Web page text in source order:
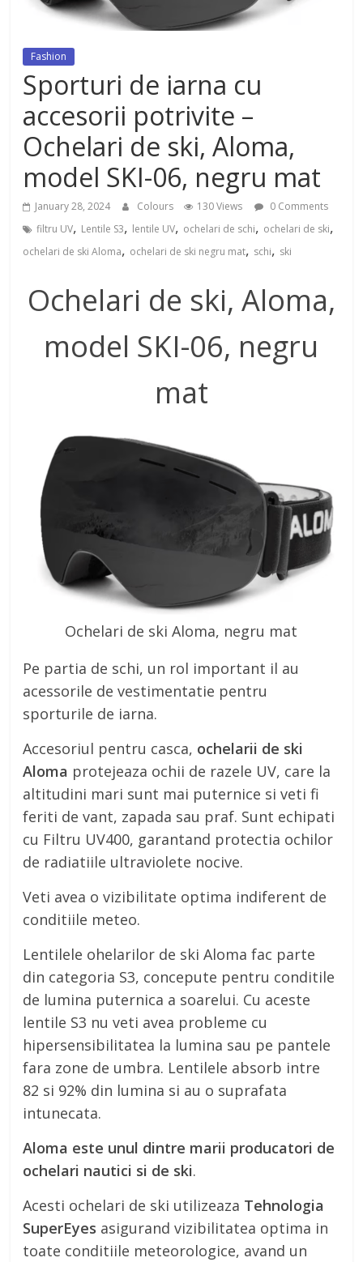
dezvoltat, cu Flexor Fitness-
dispozitiv pentru tonifiere muschi
Fashion
Sporturi de iarna cu
accesorii potrivite –
Ochelari de ski, Aloma,
model SKI-06, negru mat
January 28, 2024 Colours 130 Views
0 Comments
filtru UV, Lentile S3, lentile UV, ochelari de schi, ochelari de ski,
ochelari de ski Aloma, ochelari de ski negru mat, schi, ski
Ochelari de ski, Aloma,
model SKI-06, negru
mat
Ochelari de ski Aloma, negru mat
Pe partia de schi, un rol important il au
acessorile de vestimentatie pentru
sporturile de iarna.
Accesoriul pentru casca, ochelarii de ski
Aloma protejeaza ochii de razele UV, care la
altitudini mari sunt mai puternice si veti fi
feriti de vant, zapada sau praf. Sunt echipati
cu Filtru UV400, garantand protectia ochilor
de radiatiile ultraviolete nocive.
Veti avea o vizibilitate optima indiferent de
conditiile meteo.
Lentilele ohelarilor de ski Aloma fac parte
din categoria S3, concepute pentru conditile
de lumina puternica a soarelui. Cu aceste
lentile S3 nu veti avea probleme cu
hipersensibilitatea la lumina sau pe pantele
fara zone de umbra. Lentilele absorb intre
82 si 92% din lumina si au o suprafata
intunecata.
Aloma este unul dintre marii producatori de
ochelari nautici si de ski.
Acesti ochelari de ski utilizeaza Tehnologia
SuperEyes asigurand vizibilitatea optima in
toate conditiile meteorologice, avand un